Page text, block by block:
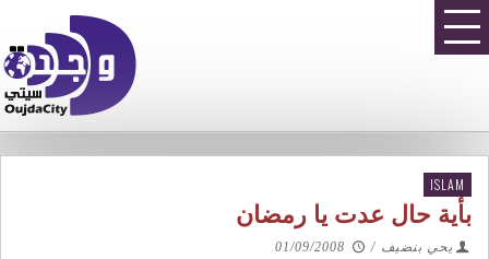
ISLAM
بأية حال عدت يا رمضان
يحي بنضيف /
01/09/2008